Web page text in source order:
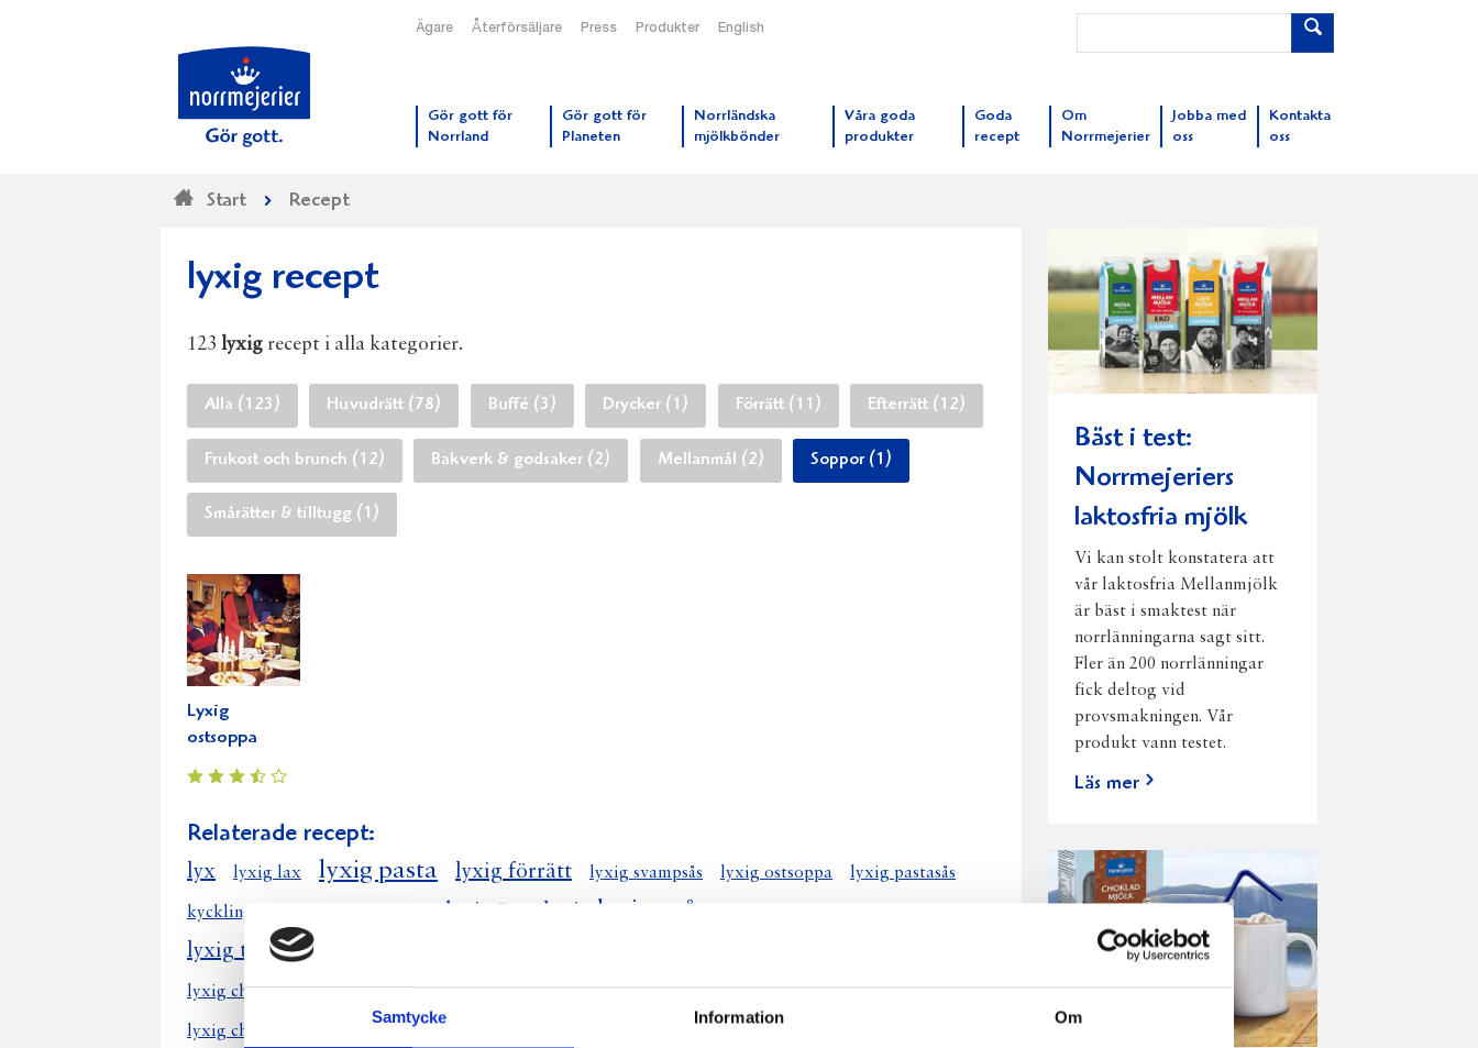
Samtycke Information Om
Ägare Återförsäljare Press Produkter English
Gör gott för
Norrland
Gör gott för
Planeten
Norrländska
mjölkbönder
Våra goda
produkter
Goda
recept
Om
Norrmejerier
Jobba med
oss
Kontakta
oss
Start Recept
lyxig recept
123 lyxig recept i alla kategorier.
Alla (123) Huvudrätt (78) Buffé (3) Drycker (1) Förrätt (11) Efterrätt (12)
Frukost och brunch (12) Bakverk & godsaker (2) Mellanmål (2) Soppor (1)
Smårätter & tilltugg (1)
Lyxig
ostsoppa
Relaterade recept:
lyx lyxig lax lyxig pasta lyxig förrätt lyxig svampsås lyxig ostsoppa lyxig pastasås
kyckling lyxig lyxig nyårsmeny
lyxig tomtegröt
lyxig chokladpaj lyxig laxgratäng lyxig fiskgratäng lyxiga efterrätter
lyxig chokladmousse lyxig choklad mousse
Bäst i test:
Norrmejeriers
laktosfria mjölk
Vi kan stolt konstatera att
vår laktosfria Mellanmjölk
är bäst i smaktest när
norrlänningarna sagt sitt.
Fler än 200 norrlänningar
fick deltog vid
provsmakningen. Vår
produkt vann testet.
Läs mer